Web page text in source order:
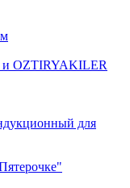
и OZTIRYAKILER
для